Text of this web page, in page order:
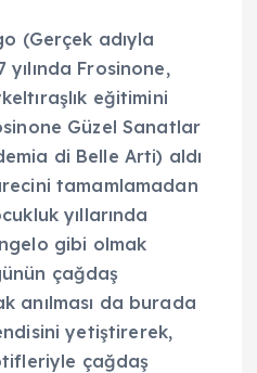
(Gerçek adıyla
Frosinone,
eğitimini
Güzel Sanatlar
di Belle Arti) aldı
tamamlamadan
yıllarında
gibi olmak
çağdaş
anılması da burada
yetiştirerek,
çağdaş